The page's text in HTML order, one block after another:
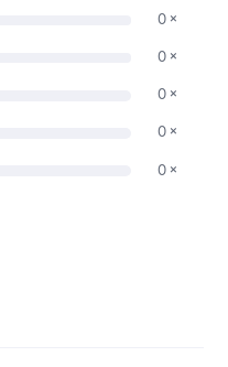
0 ×
0 ×
0 ×
0 ×
0 ×